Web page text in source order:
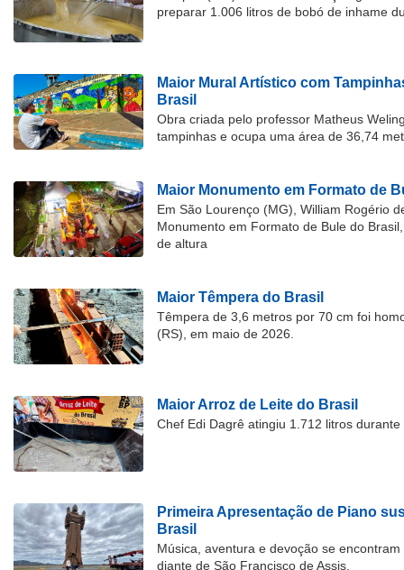
preparar 1.006 litros de bobó de inhame
Maior Mural Artístico com
Brasil
Obra criada pelo professor Matheus
tampinhas e ocupa uma área de 36,74
Maior Monumento em Formato de
Em São Lourenço (MG), William Rogério
Monumento em Formato de Bule do
de altura
Maior Têmpera do Brasil
Têmpera de 3,6 metros por 70 cm foi
(RS), em maio de 2026.
Maior Arroz de Leite do Brasil
Chef Edi Dagrê atingiu 1.712 litros
Primeira Apresentação de Piano
Brasil
Música, aventura e devoção se
diante de São Francisco de Assis.